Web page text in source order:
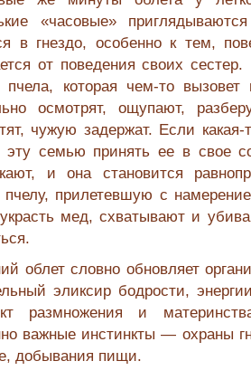
«часовые»
в гнездо, особенно к тем,
от поведения своих
пчела, которая чем-то
осмотрят, ощупают,
чужую задержат. Если
эту семью принять ее в свое
и она становится
прилетевшую с
мед, схватывают и
облет словно обновляет
эликсир бодрости,
размножения и
важные инстинкты — охраны
добывания пищи.